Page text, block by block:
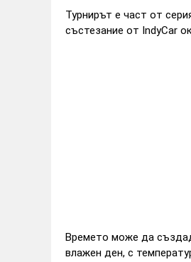
Турнирът е част от
състезание от IndyCar
Времето може да
влажен ден, с